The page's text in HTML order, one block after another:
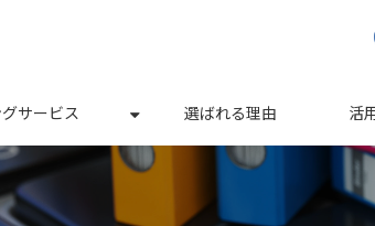
サービス 選ばれる理由 活